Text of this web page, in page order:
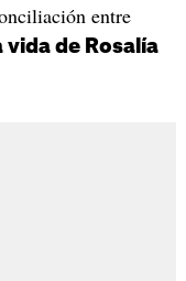
entre
vida de Rosalía